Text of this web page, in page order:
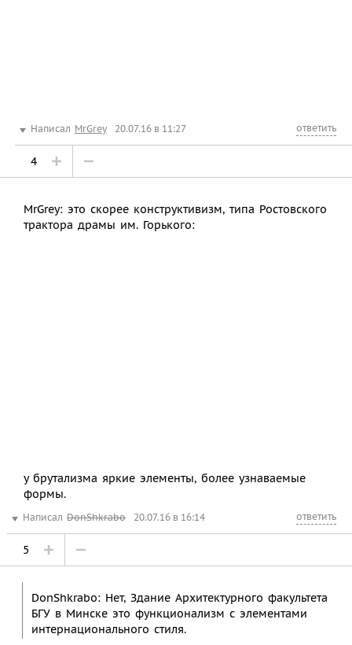
Написал MrGrey 20.07.16 в 11:27 ответить
4
MrGrey: это скорее конструктивизм, типа Ростовского
трактора драмы им. Горького:
у брутализма яркие элементы, более узнаваемые
формы.
Написал DonShkrabo 20.07.16 в 16:14 ответить
5
DonShkrabo: Нет, Здание Архитектурного факультета
БГУ в Минске это функционализм с элементами
интернационального стиля.